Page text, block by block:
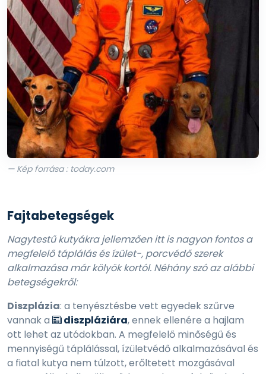
— Kép forrása : today.com
Fajtabetegségek
Nagytestű kutyákra jellemzően itt is nagyon fontos a
megfelelő táplálás és ízület-, porcvédő szerek
alkalmazása már kölyök kortól. Néhány szó az alábbi
betegségekről:
Diszplázia: a tenyésztésbe vett egyedek szűrve
vannak a
diszpláziára, ennek ellenére a hajlam
ott lehet az utódokban. A megfelelő minőségű és
mennyiségű táplálással, ízületvédő alkalmazásával és
a fiatal kutya nem túlzott, erőltetett mozgásával